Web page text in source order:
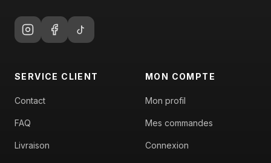
SERVICE CLIENT
Contact
FAQ
Livraison
MON COMPTE
Mon profil
Mes commandes
Connexion